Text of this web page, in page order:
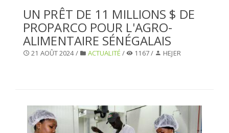
SÉLECTIONNEZ UN DOSSIER
SELECTIONNEZ UNE SECTION
UN PRÊT DE 11 MILLIONS $ DE
PROPARCO POUR L'AGRO-
ALIMENTAIRE SÉNÉGALAIS
21 AOÛT 2024 / ACTUALITÉ / 1167 / HEJER